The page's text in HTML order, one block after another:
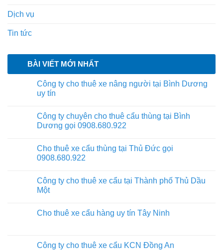
Dịch vụ
Tin tức
BÀI VIẾT MỚI NHẤT
Công ty cho thuê xe nâng người tại Bình Dương
uy tín
Công ty chuyên cho thuê cẩu thùng tại Bình
Dương gọi 0908.680.922
Cho thuê xe cẩu thùng tại Thủ Đức gọi
0908.680.922
Công ty cho thuê xe cẩu tại Thành phố Thủ Dầu
Một
Cho thuê xe cẩu hàng uy tín Tây Ninh
Công ty cho thuê xe cẩu KCN Đồng An